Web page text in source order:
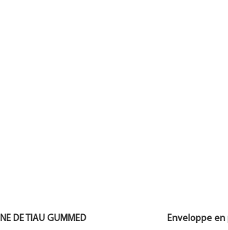
DE TIAU GUMMED Enveloppe en